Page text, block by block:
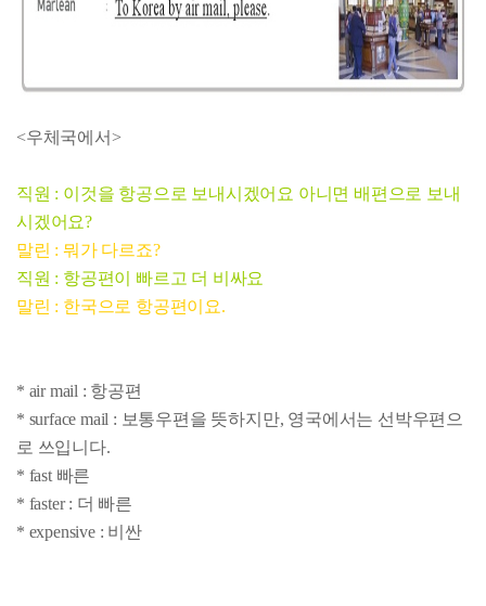
<우체국에서>
직원 : 이것을 항공으로 보내시겠어요 아니면 배편으로 보내
시겠어요?
말린 : 뭐가 다르죠?
직원 : 항공편이 빠르고 더 비싸요
말린 : 한국으로 항공편이요.
* air mail : 항공편
* surface mail : 보통우편을 뜻하지만, 영국에서는 선박우편으
로 쓰입니다.
* fast 빠른
* faster : 더 빠른
* expensive : 비싼